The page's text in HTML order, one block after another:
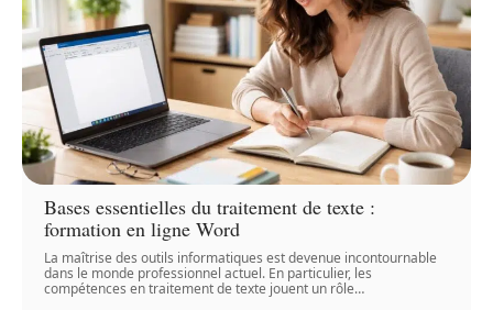
Bases essentielles du traitement de texte :
formation en ligne Word
La maîtrise des outils informatiques est devenue incontournable
dans le monde professionnel actuel. En particulier, les
compétences en traitement de texte jouent un rôle…